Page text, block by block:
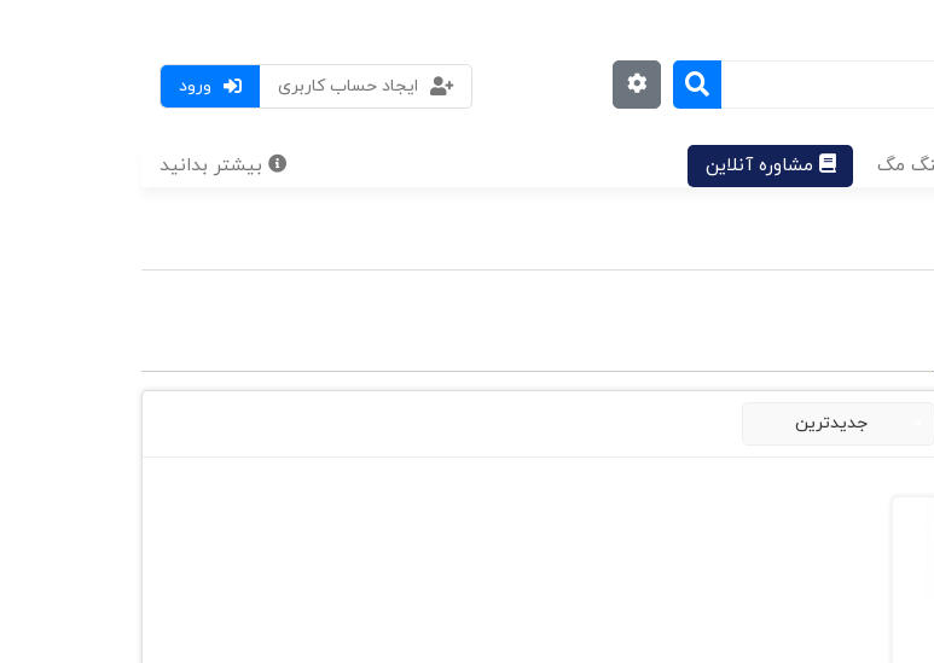
ورود
ایجاد حساب کاربری
مگ مشاوره آنلاین بیشتر بدانید
جدیدترین